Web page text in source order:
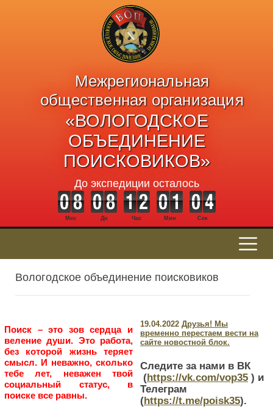
Межрегиональная
общественная организация
«ВОЛОГОДСКОЕ
ОБЪЕДИНЕНИЕ
ПОИСКОВИКОВ»
До экспедиции осталось
Мес Дн Час Мин Сек
Вологодское объединение поисковиков
Поиск – это зов сердца и
веление души. Это работа,
без которой жизнь теряет
смысл. И неважно, сколько
тебе лет, неважен твой
социальный статус, в
поиске все равны.
19.04.2022 Друзья! Мы
временно перестаем вести на
сайте новостной блок.
Следите за нами в ВК
(https://vk.com/vop35 ) и
Телеграм
(https://t.me/poisk35).